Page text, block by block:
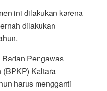
ini dilakukan karena
dilakukan
Pengawas
(BPKP) Kaltara
harus mengganti